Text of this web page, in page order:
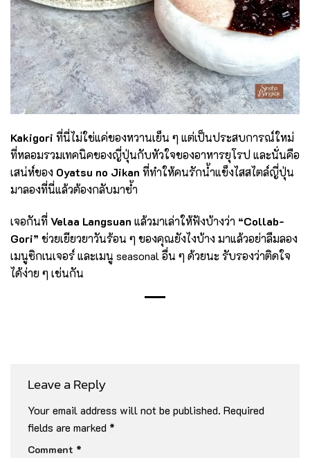
Kakigori ที่นี่ไม่ใช่แค่ของหวานเย็น ๆ แต่เป็นประสบการณ์ใหม่
ที่หลอมรวมเทคนิคของญี่ปุ่นกับหัวใจของอาหารยุโรป และนั่นคือ
เสน่ห์ของ Oyatsu no Jikan ที่ทำให้คนรักน้ำแข็งไสสไตล์ญี่ปุ่น
มาลองที่นี่แล้วต้องกลับมาซ้ำ
เจอกันที่Velaa Langsuan แล้วมาเล่าให้ฟังบ้างว่า “Collab-
Gori” ช่วยเยียวยาวันร้อน ๆ ของคุณยังไงบ้าง มาแล้วอย่าลืมลอง
เมนูซิกเนเจอร์ และเมนู seasonal อื่น ๆ ด้วยนะ รับรองว่าติดใจ
ได้ง่าย ๆ เช่นกัน
Leave a Reply
Your email address will not be published. Required
fields are marked *
Comment *